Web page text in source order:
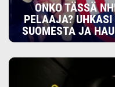
ONKO TÄSSÄ
PELAAJA?
SUOMESTA JA